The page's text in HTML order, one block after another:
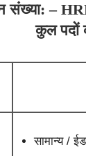
संख्या: –
कुल पदों
सामान्य /